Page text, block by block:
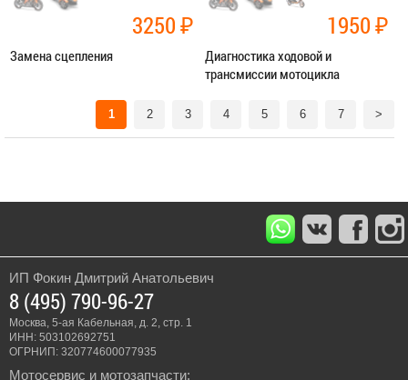
3250₽
Замена сцепления
1950₽
Диагностика ходовой и
трансмиссии мотоцикла
1 2 3 4 5 6 7 >
ИП Фокин Дмитрий Анатольевич
8 (495) 790-96-27
Москва, 5-ая Кабельная, д. 2, стр. 1
ИНН: 503102692751
ОГРНИП: 320774600077935
Мотосервис и мотозапчасти: